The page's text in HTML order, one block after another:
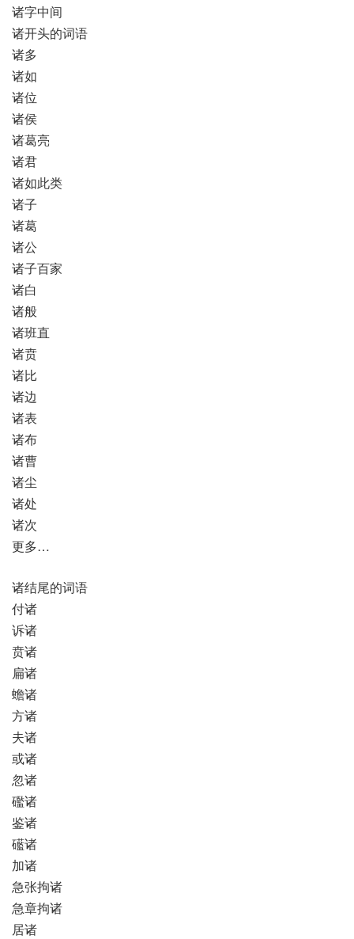
诸字中间
诸开头的词语
诸多
诸如
诸位
诸侯
诸葛亮
诸君
诸如此类
诸子
诸葛
诸公
诸子百家
诸白
诸般
诸班直
诸贲
诸比
诸边
诸表
诸布
诸曹
诸尘
诸处
诸次
更多…
诸结尾的词语
付诸
诉诸
贲诸
扁诸
蟾诸
方诸
夫诸
或诸
忽诸
礛诸
鉴诸
礷诸
加诸
急张拘诸
急章拘诸
居诸